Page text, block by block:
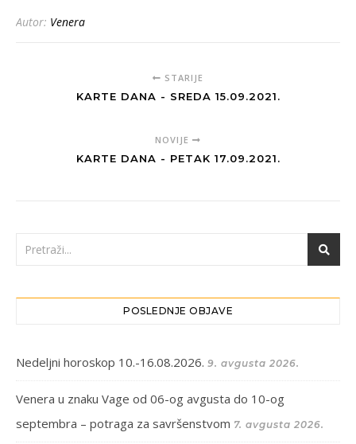
Autor: Venera
STARIJE
KARTE DANA - SREDA 15.09.2021.
NOVIJE
KARTE DANA - PETAK 17.09.2021.
POSLEDNJE OBJAVE
Nedeljni horoskop 10.-16.08.2026. 9. avgusta 2026.
Venera u znaku Vage od 06-og avgusta do 10-og
septembra – potraga za savršenstvom 7. avgusta 2026.